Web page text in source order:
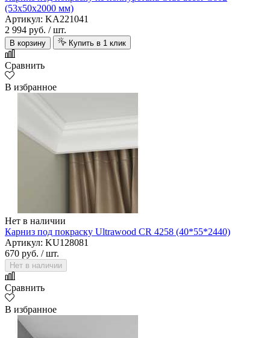
(53х50х2000 мм)
Артикул: KA221041
2 994 руб. / шт.
В корзину Купить в 1 клик
Сравнить
В избранное
Нет в наличии
Карниз под покраску Ultrawood CR 4258 (40*55*2440)
Артикул: KU128081
670 руб. / шт.
Нет в наличии
Сравнить
В избранное